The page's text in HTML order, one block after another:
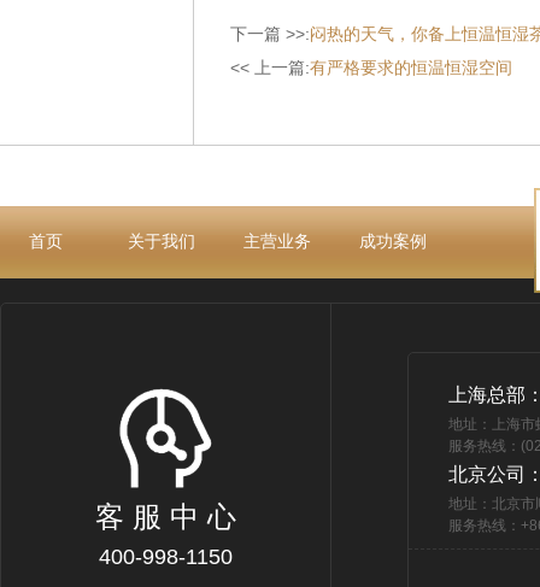
下一篇 >>:闷热的天气，你备上恒温恒湿
<< 上一篇:有严格要求的恒温恒湿空间
首页 关于我们 主营业务 成功案例
客 服 中 心
400-998-1150
上海总部
地址：上海
服务热线：
北京公司
地址：北京市
服务热线：